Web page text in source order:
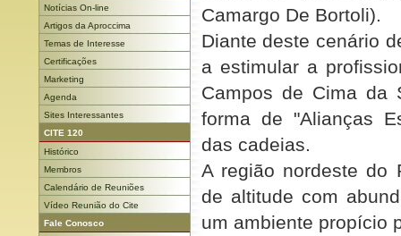
Notícias On-line
Artigos da Aproccima
Temas de Interesse
Certificações
Marketing
Agenda
Sites Interessantes
CITE 120
Histórico
Membros
Calendário de Reuniões
Vídeo Reunião do Cite
Fale Conosco
Camargo De Bortoli).
Diante deste cenário
a estimular a
Campos de Cima da
forma de "Alianças
das cadeias.
A região nordeste do
de altitude com
um ambiente propício